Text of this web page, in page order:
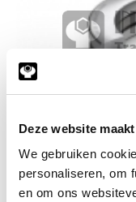
Deze website
We gebruiken
personaliseren, om
en om ons